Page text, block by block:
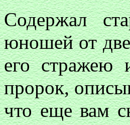
Содержал
юношей от
его стражею
пророк,
что еще вам